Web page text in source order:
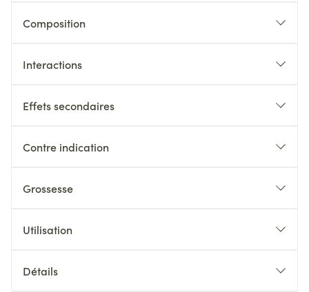
Composition
Interactions
Effets secondaires
Contre indication
Grossesse
Utilisation
Détails